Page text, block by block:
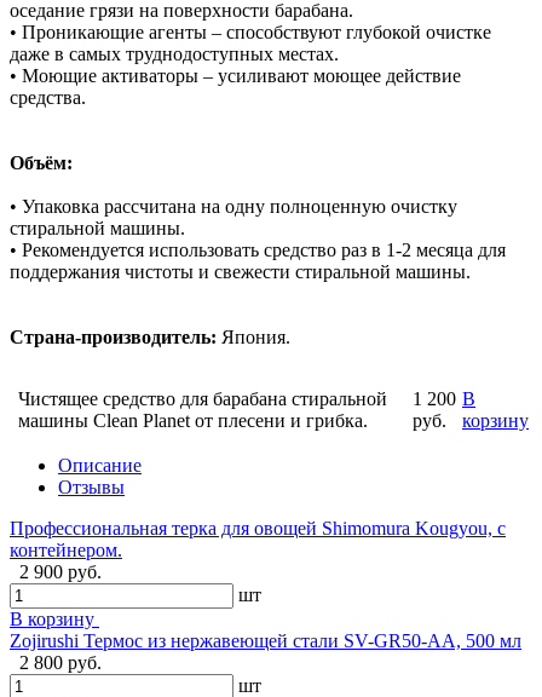
оседание грязи на поверхности барабана.
• Проникающие агенты – способствуют глубокой очистке
даже в самых труднодоступных местах.
• Моющие активаторы – усиливают моющее действие
средства.
Объём:
• Упаковка рассчитана на одну полноценную очистку
стиральной машины.
• Рекомендуется использовать средство раз в 1-2 месяца для
поддержания чистоты и свежести стиральной машины.
Страна-производитель: Япония.
Чистящее средство для барабана стиральной
машины Clean Planet от плесени и грибка.
1 200
руб.
В
корзину
Описание
Отзывы
Профессиональная терка для овощей Shimomura Kougyou, с
контейнером.
2 900 руб.
шт
В корзину
Zojirushi Термос из нержавеющей стали SV-GR50-AA, 500 мл
2 800 руб.
шт